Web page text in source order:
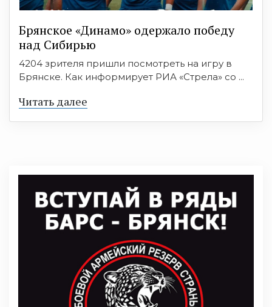
Брянское «Динамо» одержало победу
над Сибирью
4204 зрителя пришли посмотреть на игру в
Брянске. Как информирует РИА «Стрела» со ...
Читать далее